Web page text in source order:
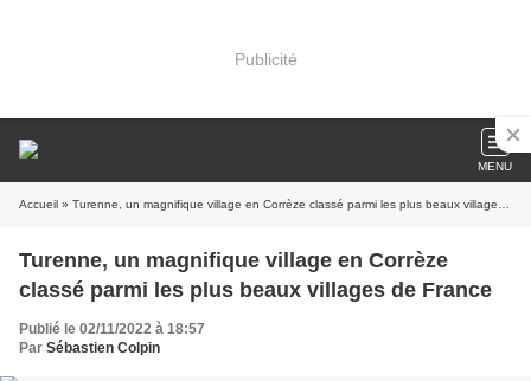
Publicité
MENU
Accueil » Turenne, un magnifique village en Corrèze classé parmi les plus beaux villages de France
Turenne, un magnifique village en Corrèze
classé parmi les plus beaux villages de France
Publié le 02/11/2022 à 18:57
Par Sébastien Colpin